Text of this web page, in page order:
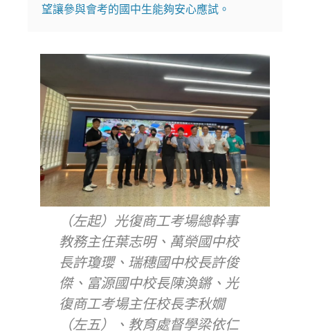
望讓參與會考的國中生能夠安心應試。
（左起）光復商工考場總幹事
教務主任葉志明、萬榮國中校
長許瓊瓔、瑞穗國中校長許俊
傑、富源國中校長陳渙鏘、光
復商工考場主任校長李秋嫺
（左五）、教育處督學梁依仁